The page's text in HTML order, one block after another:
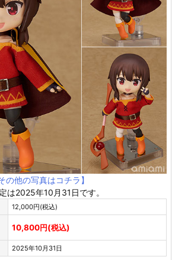
その他の写真はコチラ】
は2025年10月31日です。
12,000円(税込)
10,800円(税込)
2025年10月31日